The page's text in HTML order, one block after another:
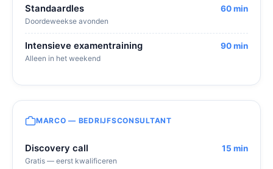
Standaardles
Doordeweekse avonden
60 min
Intensieve examentraining
Alleen in het weekend
90 min
MARCO — BEDRIJFSCONSULTANT
Discovery call
Gratis — eerst kwalificeren
15 min